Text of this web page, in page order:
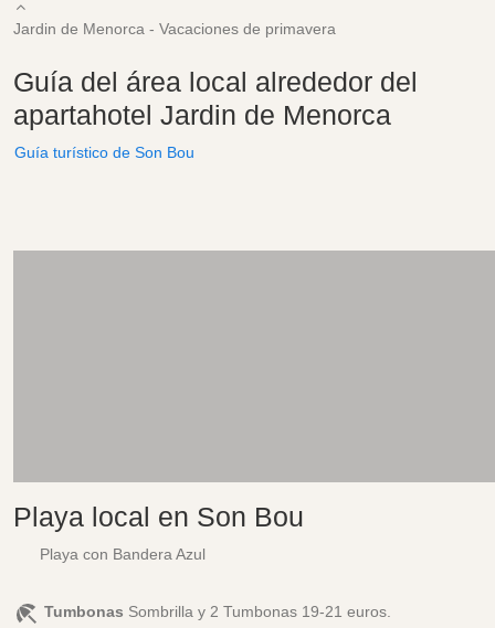
Jardin de Menorca - Vacaciones de primavera
Guía del área local alrededor del
apartahotel Jardin de Menorca
Guía turístico de Son Bou
Playa local en Son Bou
Playa con Bandera Azul
Tumbonas Sombrilla y 2 Tumbonas 19-21 euros.